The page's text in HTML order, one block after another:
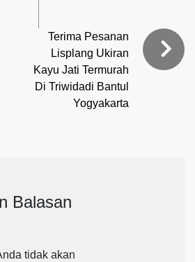
Terima Pesanan
Lisplang Ukiran
Kayu Jati Termurah
Di Triwidadi Bantul
Yogyakarta
Balasan
tidak akan